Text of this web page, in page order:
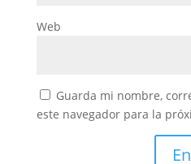
Web
Guarda mi nombre,
este navegador para la